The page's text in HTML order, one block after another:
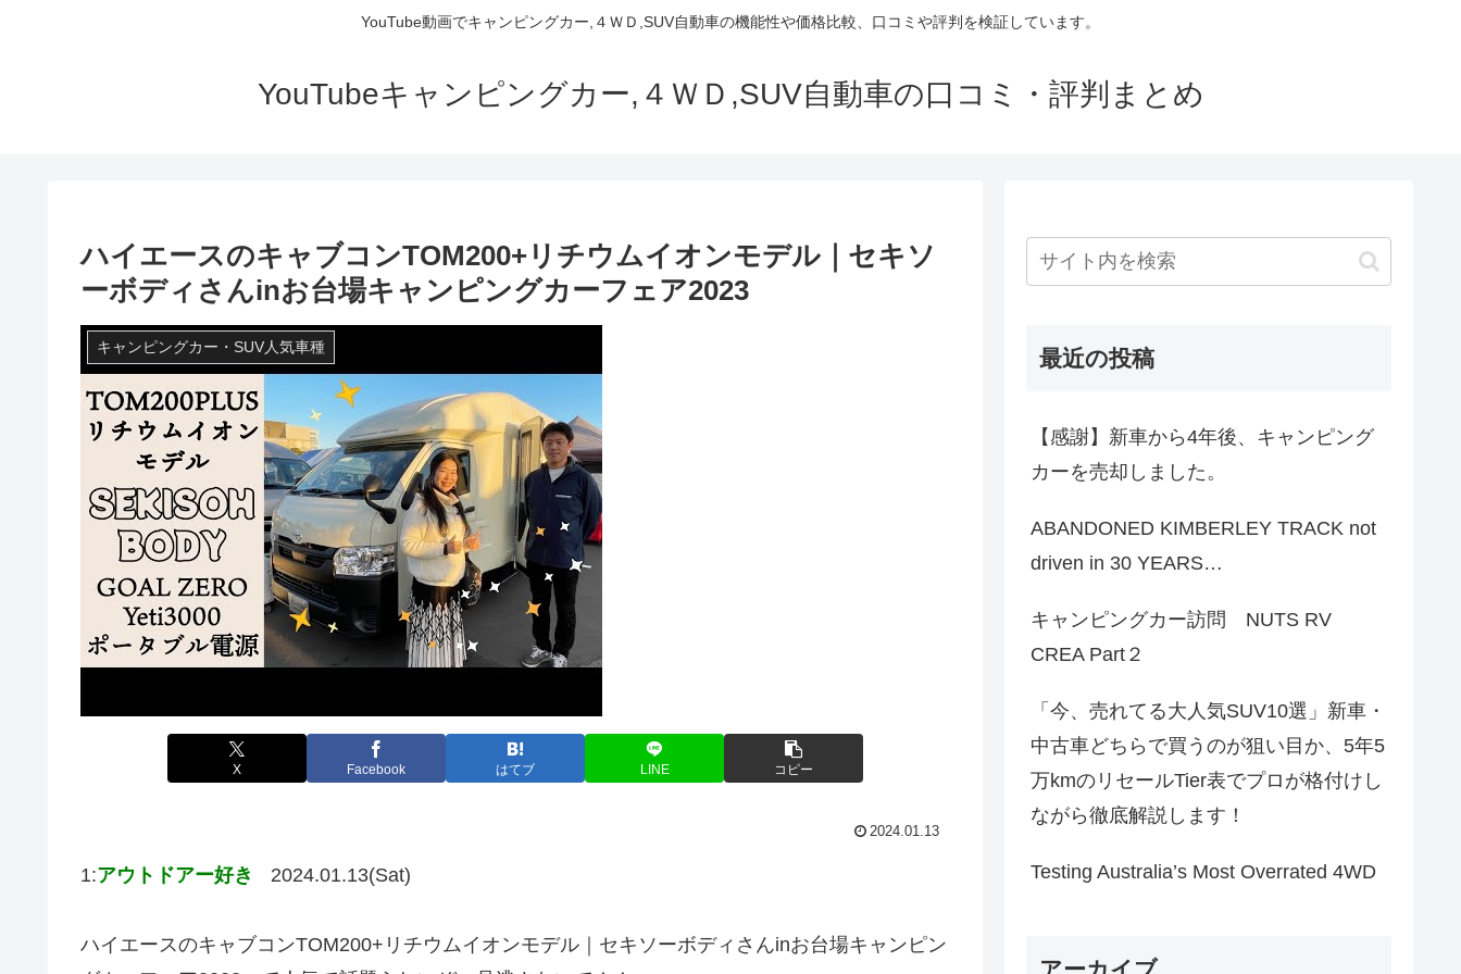
YouTube動画でキャンピングカー,４ＷＤ,SUV自動車の機能性や価格比較、口コミや評判を検証しています。
YouTubeキャンピングカー,４ＷＤ,SUV自動車の口コミ・評判まとめ
ハイエースのキャブコンTOM200+リチウムイオンモデル｜セキソ
ーボディさんinお台場キャンピングカーフェア2023
キャンピングカー・SUV人気車種
X Facebook はてブ LINE コピー
2024.01.13
1:アウトドアー好き 2024.01.13(Sat)
ハイエースのキャブコンTOM200+リチウムイオンモデル｜セキソーボディさんinお台場キャンピン
最近の投稿
【感謝】新車から4年後、キャンピング
カーを売却しました。
ABANDONED KIMBERLEY TRACK not
driven in 30 YEARS…
キャンピングカー訪問 NUTS RV
CREA Part２
「今、売れてる大人気SUV10選」新車・
中古車どちらで買うのが狙い目か、5年5
万kmのリセールTier表でプロが格付けし
ながら徹底解説します！
Testing Australia’s Most Overrated 4WD
アーカイブ